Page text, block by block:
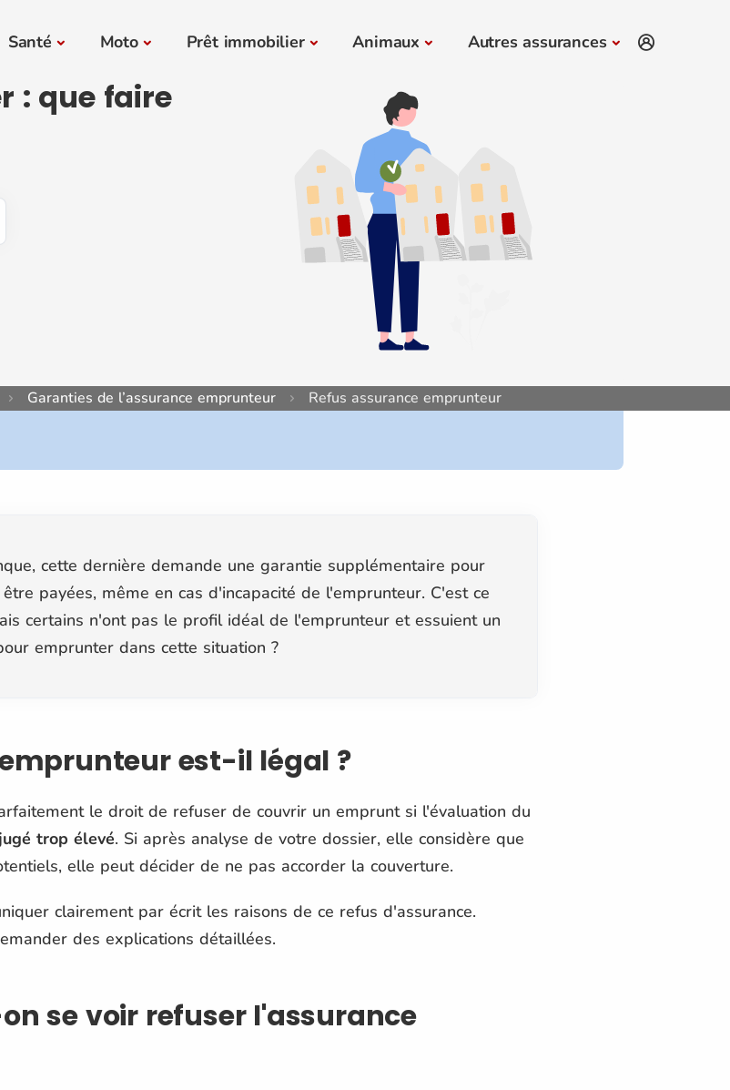
Santé Moto Prêt immobilier Animaux Autres assurances
: que faire
Garanties de l’assurance emprunteur Refus assurance emprunteur
cette dernière demande une garantie supplémentaire pour
payées, même en cas d'incapacité de l'emprunteur. C'est ce
certains n'ont pas le profil idéal de l'emprunteur et essuient un
emprunter dans cette situation ?
est-il légal ?
le droit de refuser de couvrir un emprunt si l'évaluation du
trop élevé. Si après analyse de votre dossier, elle considère que
elle peut décider de ne pas accorder la couverture.
clairement par écrit les raisons de ce refus d'assurance.
des explications détaillées.
se voir refuser l'assurance